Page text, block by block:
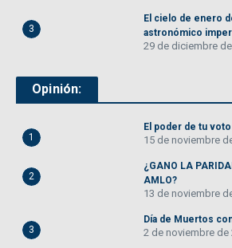
3
El cielo de enero
astronómico
29 de diciembre
Opinión:
1
El poder de tu
15 de noviembre
2
¿GANO LA
AMLO?
13 de noviembre
3
Día de Muertos
2 de noviembre de